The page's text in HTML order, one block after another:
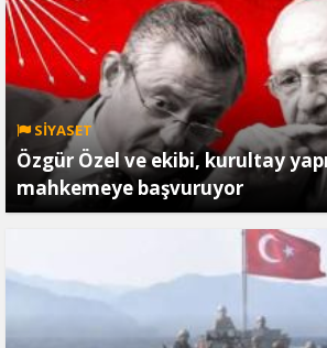
SİYASET
Özgür Özel ve ekibi, kurultay
mahkemeye başvuruyor